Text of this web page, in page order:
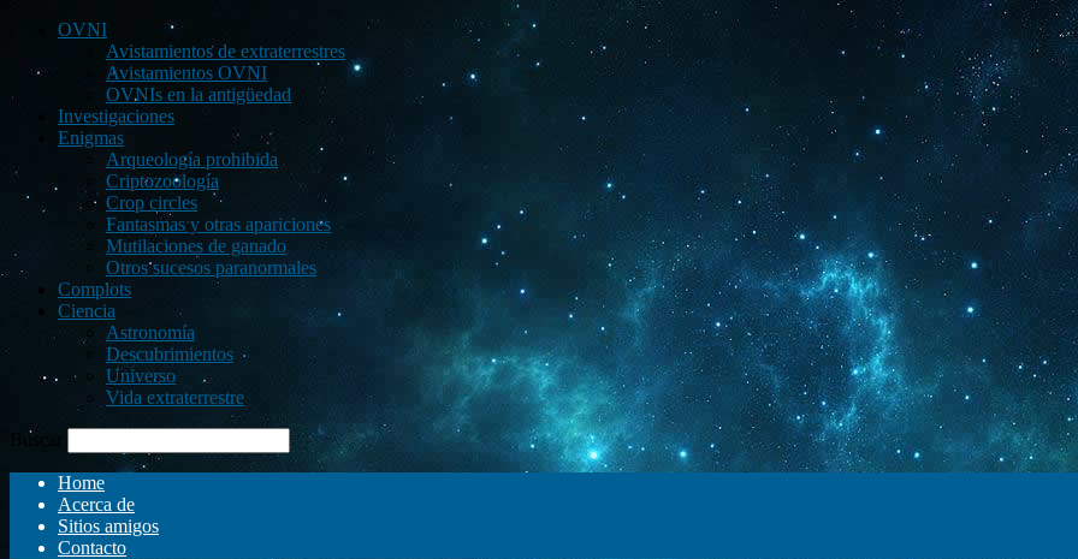
OVNI
Avistamientos de extraterrestres
Avistamientos OVNI
OVNIs en la antigüedad
Investigaciones
Enigmas
Arqueología prohibida
Criptozoología
Crop circles
Fantasmas y otras apariciones
Mutilaciones de ganado
Otros sucesos paranormales
Complots
Ciencia
Astronomía
Descubrimientos
Universo
Vida extraterrestre
Buscar
Home
Acerca de
Sitios amigos
Contacto